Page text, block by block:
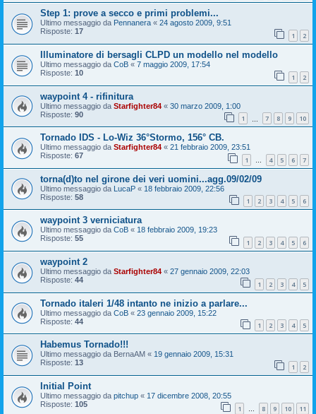
Step 1: prove a secco e primi problemi...
Ultimo messaggio da Pennanera « 24 agosto 2009, 9:51
Risposte: 17 1 2
Illuminatore di bersagli CLPD un modello nel modello
Ultimo messaggio da CoB « 7 maggio 2009, 17:54
Risposte: 10 1 2
waypoint 4 - rifinitura
Ultimo messaggio da Starfighter84 « 30 marzo 2009, 1:00
Risposte: 90 1 7 8 9 10
Tornado IDS - Lo-Wiz 36°Stormo, 156° CB.
Ultimo messaggio da Starfighter84 « 21 febbraio 2009, 23:51
Risposte: 67 1 … 4 5 6 7
torna(d)to nel girone dei veri uomini...agg.09/02/09
Ultimo messaggio da LucaP « 18 febbraio 2009, 22:56
Risposte: 58 1 2 3 4 5 6
waypoint 3 verniciatura
Ultimo messaggio da CoB « 18 febbraio 2009, 19:23
Risposte: 55 1 2 3 4 5 6
waypoint 2
Ultimo messaggio da Starfighter84 « 27 gennaio 2009, 22:03
Risposte: 44 1 2 3 4 5
Tornado italeri 1/48 intanto ne inizio a parlare...
Ultimo messaggio da CoB « 23 gennaio 2009, 15:22
Risposte: 44 1 2 3 4 5
Habemus Tornado!!!
Ultimo messaggio da BernaAM « 19 gennaio 2009, 15:31
Risposte: 13 1 2
Initial Point
Ultimo messaggio da pitchup « 17 dicembre 2008, 20:55
Risposte: 105 1 … 8 9 10 11